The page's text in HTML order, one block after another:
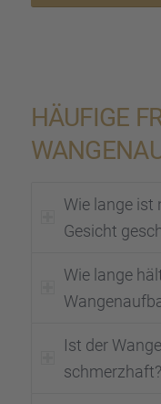
HÄUFIGE
Wie lange ist
Gesicht
Wie lange
Ist der
schmerz­haft?